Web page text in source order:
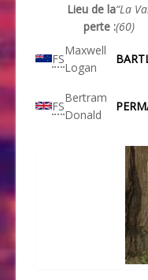
Lieu de la
perte :
“La
(60)
FS
Maxwell
Logan
FS
Bertram
Donald